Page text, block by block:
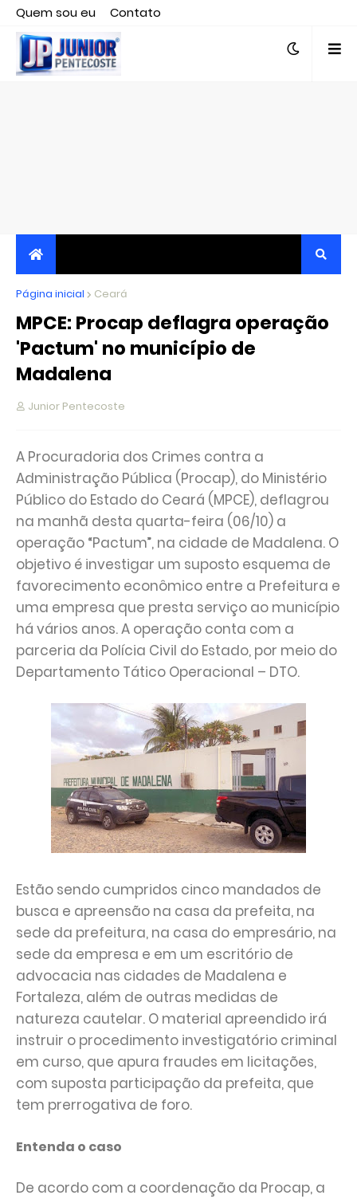
Quem sou eu
Contato
Editor responsável, jornalista Clovis Almeida.
JORNALISMO INDEPENDENTE, TRANSPARENTE E
CRÍTICO
Página inicial Ceará
MPCE: Procap deflagra operação
'Pactum' no município de
Madalena
Junior Pentecoste
A Procuradoria dos Crimes contra a
Administração Pública (Procap), do Ministério
Público do Estado do Ceará (MPCE), deflagrou
na manhã desta quarta-feira (06/10) a
operação “Pactum”, na cidade de Madalena. O
objetivo é investigar um suposto esquema de
favorecimento econômico entre a Prefeitura e
uma empresa que presta serviço ao município
há vários anos. A operação conta com a
parceria da Polícia Civil do Estado, por meio do
Departamento Tático Operacional – DTO.
Estão sendo cumpridos cinco mandados de
busca e apreensão na casa da prefeita, na
sede da prefeitura, na casa do empresário, na
sede da empresa e em um escritório de
advocacia nas cidades de Madalena e
Fortaleza, além de outras medidas de
natureza cautelar. O material apreendido irá
instruir o procedimento investigatório criminal
em curso, que apura fraudes em licitações,
com suposta participação da prefeita, que
tem prerrogativa de foro.
Entenda o caso
De acordo com a coordenação da Procap, a